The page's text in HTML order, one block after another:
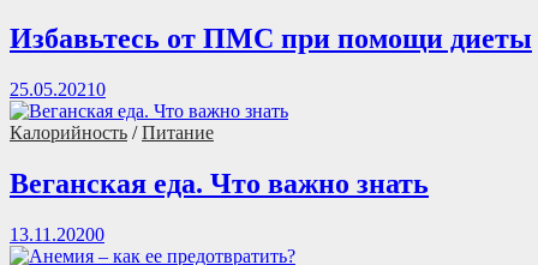
Избавьтесь от ПМС при помощи диеты
25.05.20210
Калорийность /Питание
Веганская еда. Что важно знать
13.11.20200